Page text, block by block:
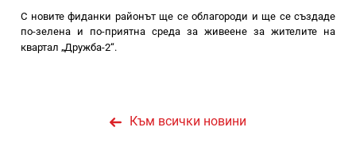
С новите фиданки районът ще се облагороди и ще се създаде
по-зелена и по-приятна среда за живеене за жителите на
квартал „Дружба-2“.
Към всички новини